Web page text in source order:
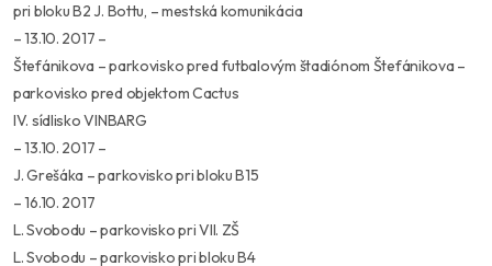
pri bloku B2 J. Bottu, – mestská komunikácia
– 13.10. 2017 –
Štefánikova – parkovisko pred futbalovým štadiónom Štefánikova –
parkovisko pred objektom Cactus
IV. sídlisko VINBARG
– 13.10. 2017 –
J. Grešáka – parkovisko pri bloku B15
– 16.10. 2017
L. Svobodu – parkovisko pri VII. ZŠ
L. Svobodu – parkovisko pri bloku B4